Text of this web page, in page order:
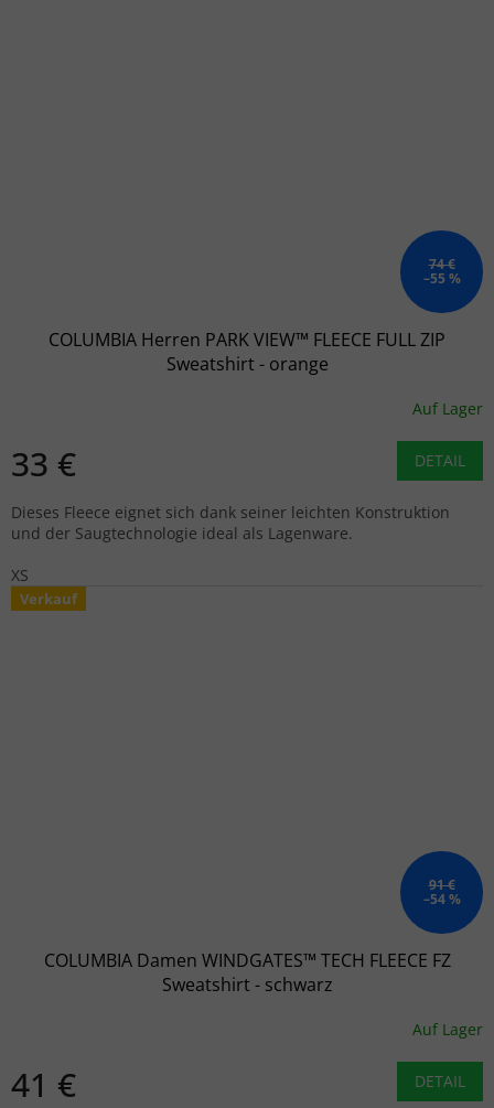
74 €
–55 %
COLUMBIA Herren PARK VIEW™ FLEECE FULL ZIP
Sweatshirt - orange
Auf Lager
33 € DETAIL
Dieses Fleece eignet sich dank seiner leichten Konstruktion
und der Saugtechnologie ideal als Lagenware.
XS
Verkauf
91 €
–54 %
COLUMBIA Damen WINDGATES™ TECH FLEECE FZ
Sweatshirt - schwarz
Auf Lager
41 € DETAIL